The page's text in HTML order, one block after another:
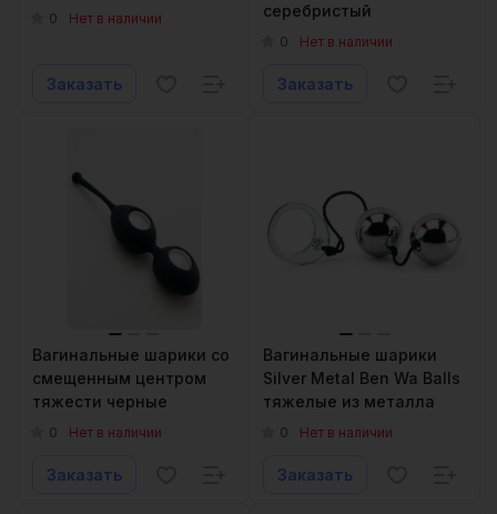
0 Нет в наличии
Заказать
серебристый
0 Нет в наличии
Заказать
Вагинальные шарики со
смещенным центром
тяжести черные
0 Нет в наличии
Заказать
Вагинальные шарики
Silver Metal Ben Wa Balls
тяжелые из металла
0 Нет в наличии
Заказать